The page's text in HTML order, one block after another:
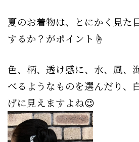
夏のお着物は、とにかく見た
するか？がポイント☝️
色、柄、透け感に、水、風、
べるようなものを選んだり、
げに見えますよね😉